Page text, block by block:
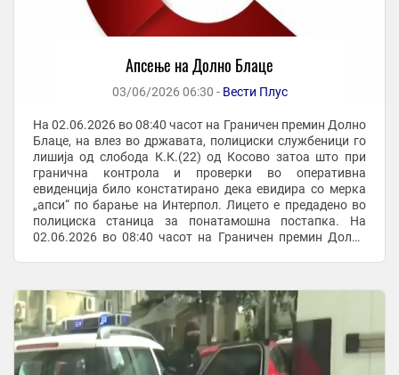
Апсење на Долно Блаце
03/06/2026 06:30 - Вести Плус
На 02.06.2026 во 08:40 часот на Граничен премин Долно
Блаце, на влез во државата, полициски службеници го
лишија од слобода К.К.(22) од Косово затоа што при
гранична контрола и проверки во оперативна
евиденција било констатирано дека евидира со мерка
„апси“ по барање на Интерпол. Лицето е предадено во
полициска станица за понатамошна постапка. На
02.06.2026 во 08:40 часот на Граничен премин Долно